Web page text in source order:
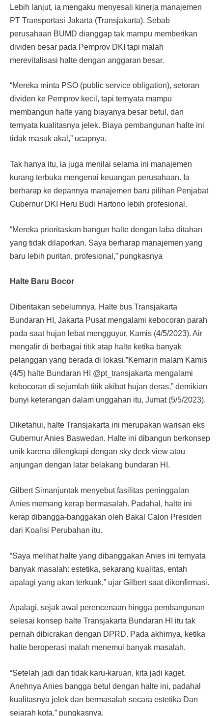
Lebih lanjut, ia mengaku menyesali kinerja manajemen
PT Transportasi Jakarta (Transjakarta). Sebab
perusahaan BUMD dianggap tak mampu memberikan
dividen besar pada Pemprov DKI tapi malah
merevitalisasi halte dengan anggaran besar.
“Mereka minta PSO (public service obligation), setoran
dividen ke Pemprov kecil, tapi ternyata mampu
membangun halte yang biayanya besar betul, dan
ternyata kualitasnya jelek. Biaya pembangunan halte ini
tidak masuk akal,” ucapnya.
Tak hanya itu, ia juga menilai selama ini manajemen
kurang terbuka mengenai keuangan perusahaan. Ia
berharap ke depannya manajemen baru pilihan Penjabat
Gubernur DKI Heru Budi Hartono lebih profesional.
“Mereka prioritaskan bangun halte dengan laba ditahan
yang tidak dilaporkan. Saya berharap manajemen yang
baru lebih puritan, profesional,” pungkasnya
Halte Baru Bocor
Diberitakan sebelumnya, Halte bus Transjakarta
Bundaran HI, Jakarta Pusat mengalami kebocoran parah
pada saat hujan lebat mengguyur, Kamis (4/5/2023). Air
mengalir di berbagai titik atap halte ketika banyak
pelanggan yang berada di lokasi.”Kemarin malam Kamis
(4/5) halte Bundaran HI @pt_transjakarta mengalami
kebocoran di sejumlah titik akibat hujan deras,” demikian
bunyi keterangan dalam unggahan itu, Jumat (5/5/2023).
Diketahui, halte Transjakarta ini merupakan warisan eks
Gubernur Anies Baswedan. Halte ini dibangun berkonsep
unik karena dilengkapi dengan sky deck view atau
anjungan dengan latar belakang bundaran HI.
Gilbert Simanjuntak menyebut fasilitas peninggalan
Anies memang kerap bermasalah. Padahal, halte ini
kerap dibangga-banggakan oleh Bakal Calon Presiden
dari Koalisi Perubahan itu.
“Saya melihat halte yang dibanggakan Anies ini ternyata
banyak masalah: estetika, sekarang kualitas, entah
apalagi yang akan terkuak,” ujar Gilbert saat dikonfirmasi.
Apalagi, sejak awal perencenaan hingga pembangunan
selesai konsep halte Transjakarta Bundaran HI itu tak
pernah dibicrakan dengan DPRD. Pada akhirnya, ketika
halte beroperasi malah menemui banyak masalah.
“Setelah jadi dan tidak karu-karuan, kita jadi kaget.
Anehnya Anies bangga betul dengan halte ini, padahal
kualitasnya jelek dan bermasalah secara estetika Dan
sejarah kota,” pungkasnya.